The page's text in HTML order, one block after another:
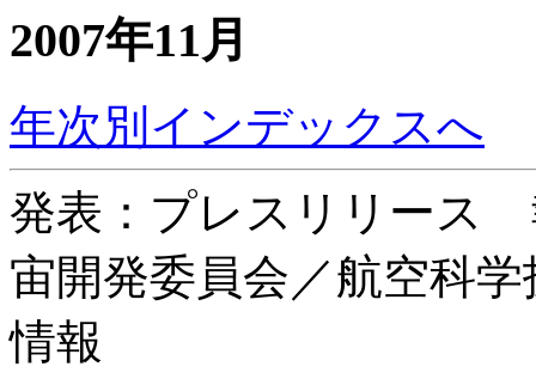
2007年11月
年次別インデックスへ
発表：プレスリリース
宙開発委員会／航空科
情報